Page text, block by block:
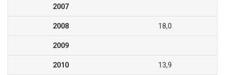
2007
2008 18,0
2009
2010 13,9